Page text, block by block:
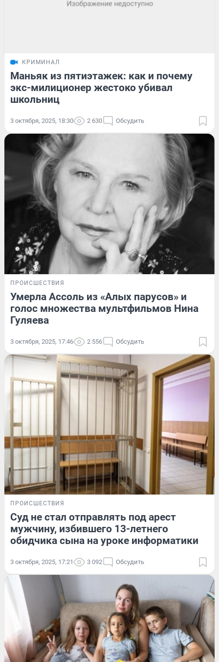
КРИМИНАЛ
Маньяк из пятиэтажек: как и почему
экс-милиционер жестоко убивал
школьниц
3 октября, 2025, 18:30 2 630 Обсудить
ПРОИСШЕСТВИЯ
Умерла Ассоль из «Алых парусов» и
голос множества мультфильмов Нина
Гуляева
3 октября, 2025, 17:46 2 556 Обсудить
ПРОИСШЕСТВИЯ
Суд не стал отправлять под арест
мужчину, избившего 13-летнего
обидчика сына на уроке информатики
3 октября, 2025, 17:21 3 092 Обсудить